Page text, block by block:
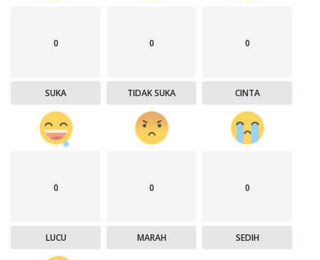
0
SUKA
0
TIDAK SUKA
0
CINTA
0
LUCU
0
MARAH
0
SEDIH